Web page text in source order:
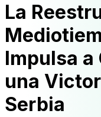
La
Impulsa a
una
Serbia